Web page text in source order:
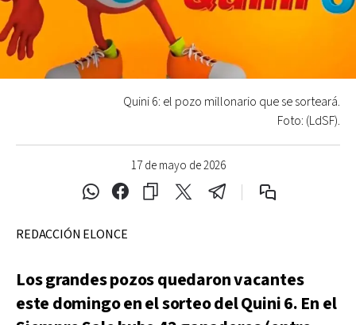
17 de mayo de 2026
Quini 6: el pozo millonario que se sorteará.
Foto: (LdSF).
REDACCIÓN ELONCE
Los grandes pozos quedaron vacantes
este domingo en el sorteo del Quini 6. En el